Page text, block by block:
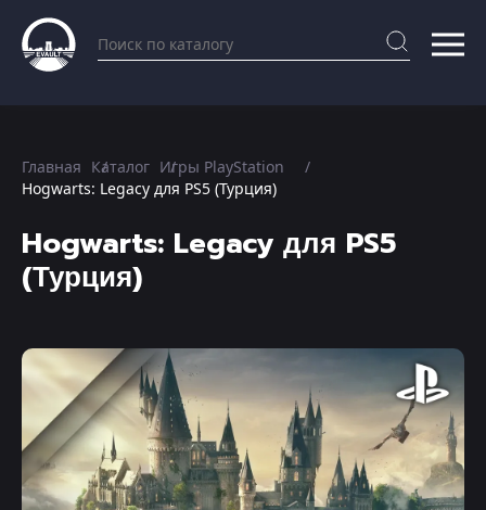
Главная Каталог Игры PlayStation
Hogwarts: Legacy для PS5 (Турция)
Hogwarts: Legacy для PS5
(Турция)